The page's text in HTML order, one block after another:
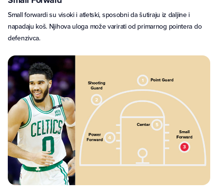
Small forwardi su visoki i atletski, sposobni da šutiraju iz daljine i
napadaju koš. Njihova uloga može varirati od primarnog pointera do
defenzivca.